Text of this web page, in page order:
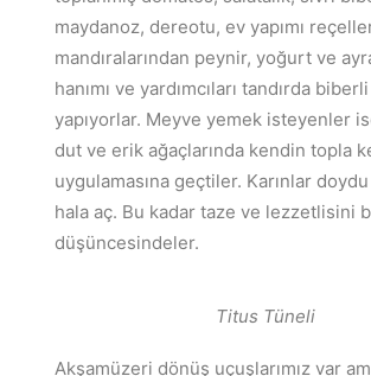
maydanoz, dereotu, ev yapımı
mandıralarından peynir, yoğurt ve
hanımı ve yardımcıları tandırda
yapıyorlar. Meyve yemek isteyenler
dut ve erik ağaçlarında kendin topla
uygulamasına geçtiler. Karınlar
hala aç. Bu kadar taze ve lezzetlisini
düşüncesindeler.
Titus Tüneli
Akşamüzeri dönüş uçuşlarımız var